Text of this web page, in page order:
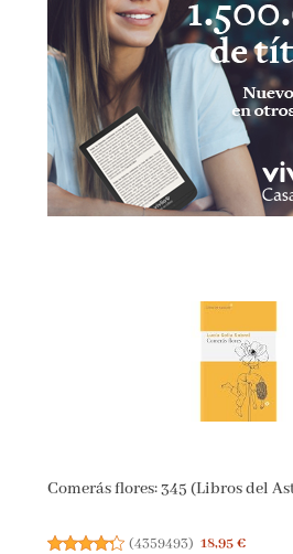
Comerás flores: 345 (Libros del
(4359493) 18,95 €